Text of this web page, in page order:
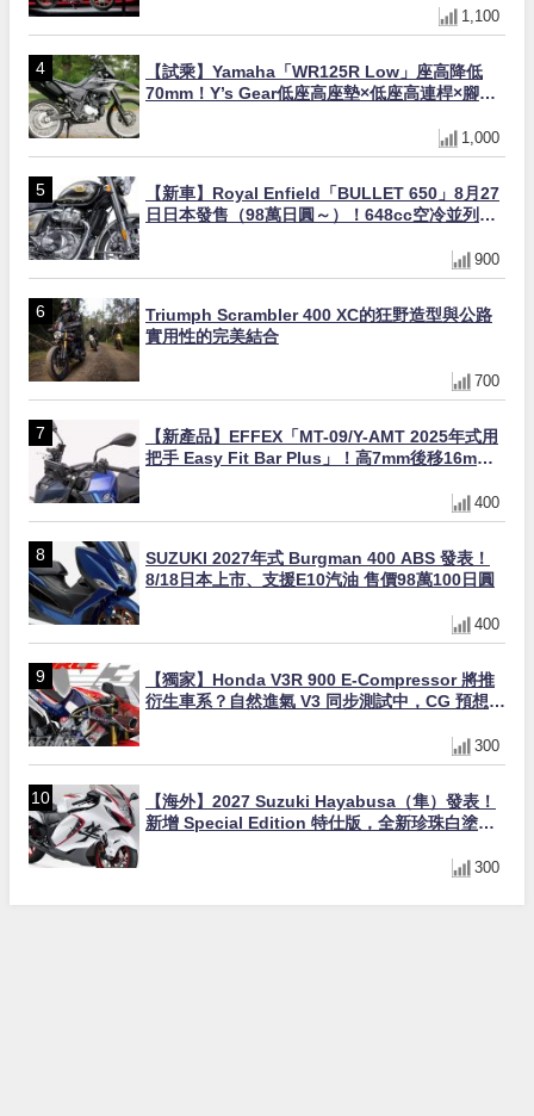
1,100
【試乘】Yamaha「WR125R Low」座高降低
70mm！Y’s Gear低座高座墊×低座高連桿×腳踏
1,000
【新車】Royal Enfield「BULLET 650」8月27
日日本發售（98萬日圓～）！648cc空冷並列雙
900
Triumph Scrambler 400 XC的狂野造型與公路
實用性的完美結合
700
【新產品】EFFEX「MT-09/Y-AMT 2025年式用
把手 Easy Fit Bar Plus」！高7mm後移16mm
400
SUZUKI 2027年式 Burgman 400 ABS 發表！
8/18日本上市、支援E10汽油 售價98萬100日圓
400
【獨家】Honda V3R 900 E-Compressor 將推
衍生車系？自然進氣 V3 同步測試中，CG 預想曝
300
【海外】2027 Suzuki Hayabusa（隼）發表！
新增 Special Edition 特仕版，全新珍珠白塗裝
300